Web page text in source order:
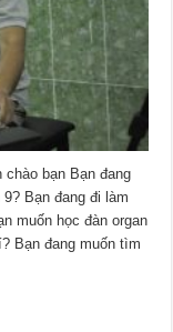
bạn Bạn đang
Bạn đang đi làm
muốn học đàn organ
Bạn đang muốn tìm